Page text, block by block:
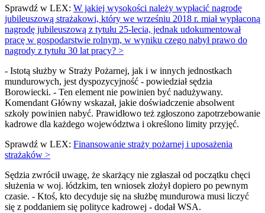
Sprawdź w LEX: W jakiej wysokości należy wypłacić nagrodę
jubileuszową strażakowi, który we wrześniu 2018 r. miał wypłaconą
nagrodę jubileuszową z tytułu 25-lecia, jednak udokumentował
pracę w gospodarstwie rolnym, w wyniku czego nabył prawo do
nagrody z tytułu 30 lat pracy? >
- Istotą służby w Straży Pożarnej, jak i w innych jednostkach
mundurowych, jest dyspozycyjność - powiedział sędzia
Borowiecki. - Ten element nie powinien być nadużywany.
Komendant Główny wskazał, jakie doświadczenie absolwent
szkoły powinien nabyć. Prawidłowo też zgłoszono zapotrzebowanie
kadrowe dla każdego województwa i określono limity przyjęć.
Sprawdź w LEX: Finansowanie straży pożarnej i uposażenia
strażaków >
Sędzia zwrócił uwagę, że skarżący nie zgłaszał od początku chęci
służenia w woj. łódzkim, ten wniosek złożył dopiero po pewnym
czasie. - Ktoś, kto decyduje się na służbę mundurowa musi liczyć
się z poddaniem się polityce kadrowej - dodał WSA.